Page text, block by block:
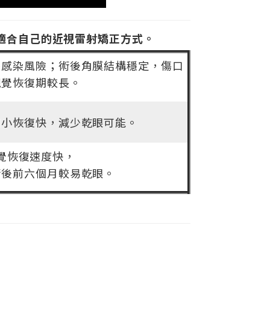
自己的近視雷射矯正方式。
染風險；術後角膜結構穩定，傷口
恢復期較長。
恢復快，減少乾眼可能。
恢復速度快，
前六個月較易乾眼。